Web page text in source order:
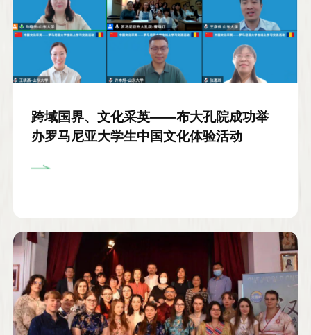
跨域国界、文化采英——布大孔院成功举
办罗马尼亚大学生中国文化体验活动